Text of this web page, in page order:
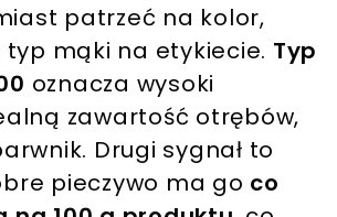
patrzeć na kolor,
mąki na etykiecie. Typ
oznacza wysoki
zawartość otrębów,
Drugi sygnał to
pieczywo ma go co